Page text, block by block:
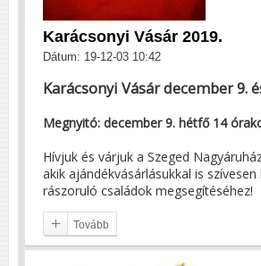
Karácsonyi Vásár 2019.
Dátum: 19-12-03 10:42
Karácsonyi Vásár december 9.
Megnyitó: december 9. hétfő 14
Hívjuk és várjuk a Szeged
akik ajándékvásárlásukkal is
rászoruló családok megsegítéséhez!
Tovább